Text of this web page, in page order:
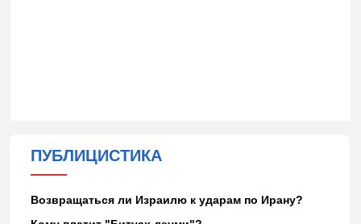
ПУБЛИЦИСТИКА
Возвращаться ли Израилю к ударам по Ирану?